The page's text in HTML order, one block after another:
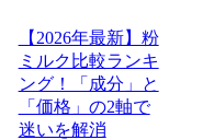
【2026年最新】粉
ミルク比較ランキ
ング！「成分」と
「価格」の2軸で
迷いを解消